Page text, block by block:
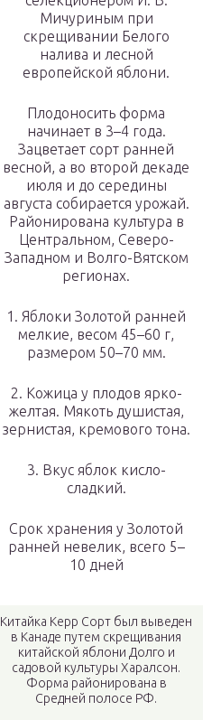
Мичуриным при
скрещивании Белого
налива и лесной
европейской яблони.
Плодоносить форма
начинает в 3–4 года.
Зацветает сорт ранней
весной, а во второй декаде
июля и до середины
августа собирается урожай.
Районирована культура в
Центральном, Северо-
Западном и Волго-Вятском
регионах.
1. Яблоки Золотой ранней
мелкие, весом 45–60 г,
размером 50–70 мм.
2. Кожица у плодов ярко-
желтая. Мякоть душистая,
зернистая, кремового тона.
3. Вкус яблок кисло-
сладкий.
Срок хранения у Золотой
ранней невелик, всего 5–
10 дней
Китайка Керр Сорт был выведен
в Канаде путем скрещивания
китайской яблони Долго и
садовой культуры Харалсон.
Форма районирована в
Средней полосе РФ.